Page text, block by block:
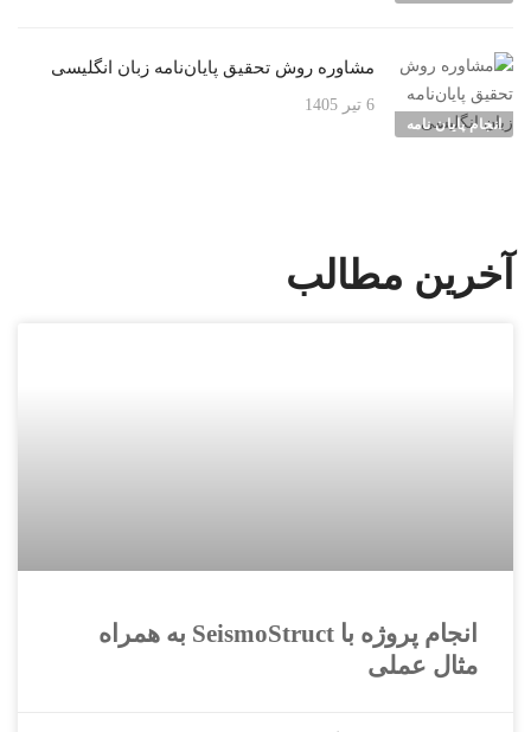
انجام پایان نامه
مشاوره روش تحقیق پایان‌نامه زبان انگلیسی
6 تیر 1405
آخرین مطالب
انجام پروژه با SeismoStruct به همراه
مثال عملی